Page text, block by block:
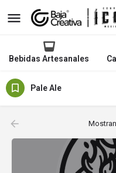
Bebidas Artesanales
Pale Ale